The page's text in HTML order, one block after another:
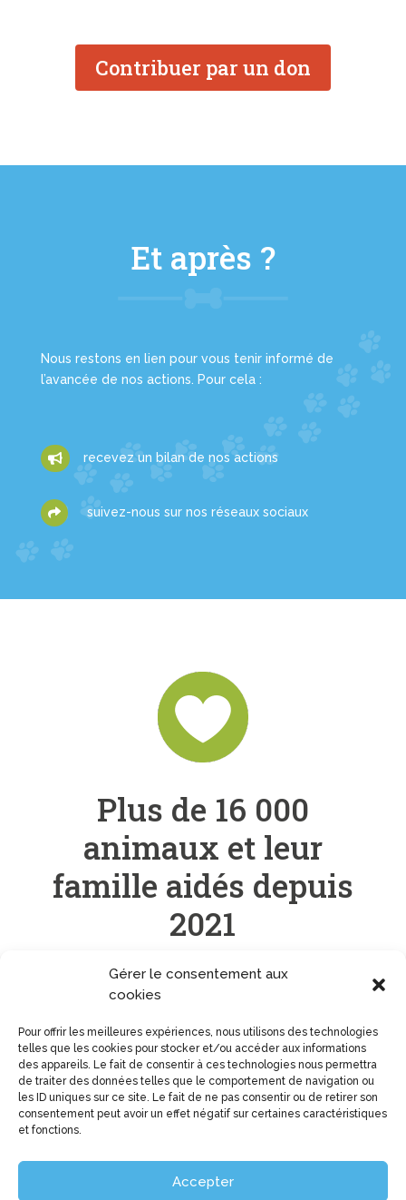
Gérer le consentement aux
cookies
Pour offrir les meilleures expériences, nous utilisons des technologies
telles que les cookies pour stocker et/ou accéder aux informations
des appareils. Le fait de consentir à ces technologies nous permettra
de traiter des données telles que le comportement de navigation ou
les ID uniques sur ce site. Le fait de ne pas consentir ou de retirer son
consentement peut avoir un effet négatif sur certaines caractéristiques
et fonctions.
Accepter
Contribuer par un don
Et après ?
Nous restons en lien pour vous tenir informé de
l’avancée de nos actions. Pour cela :
 recevez un bilan de nos actions
 suivez-nous sur nos réseaux sociaux
Plus de 16 000
animaux et leur
famille aidés depuis
2021
Aider une famille
Mentions légales– Fait par